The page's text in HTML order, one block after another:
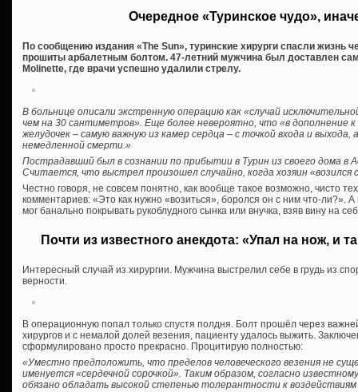
Очередное «Туринское чудо»,
По сообщению издания «The Sun», туринские хирурги спасли жизнь
прошиты арбалетным болтом. 47-летний мужчина был доставлен
Molinette, где врачи успешно удалили стрелу.
В больнице описали экстренную операцию как «случай
чем на 30 сантиметров». Еще более невероятно, что «в дополнение
желудочек – самую важную из камер сердца – с точкой входа и
немедленной смерти.»
Пострадавший был в сознании по прибытии в Турин из своего дома в
Считается, что выстрел произошел случайно, когда хозяин «возился
Честно говоря, не совсем понятно, как вообще такое возможно, чисто
комментариев: «Это как нужно «возиться», боролся он с ним что-ли?».
мог банально покрывать рукоблудного сынка или внучка, взяв вину на
Почти из известного анекдота: «Упал на нож, и
Интересный случай из хирургии. Мужчина выстрелил себе в грудь из
верности.
В операционную попал только спустя полдня. Болт прошёл через
хирургов и с немалой долей везения, пациенту удалось выжить.
сформулировано просто прекрасно. Процитирую полностью:
«Уместно предположить, что пределов человеческого везения не
именуется «сердечной сорочкой». Таким образом, согласно
обязано обладать высокой степенью толерантности к